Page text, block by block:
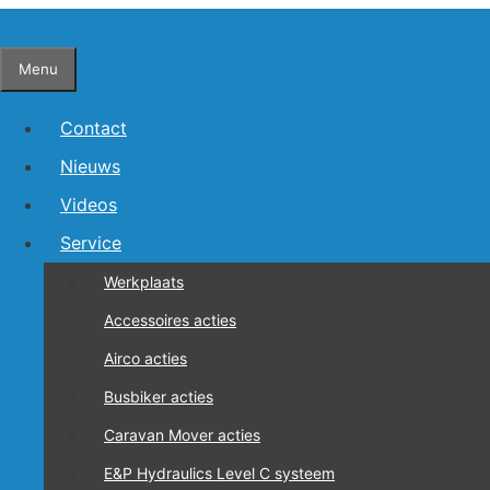
naar
Menu
Contact
Nieuws
Videos
Service
Werkplaats
Accessoires acties
Airco acties
Busbiker acties
Caravan Mover acties
E&P Hydraulics Level C systeem
Theo uit Wijchen
“Na ons een tijdlang georiënteerd te hebben bij vele
nieuwe modellen caravans in de showroom en een